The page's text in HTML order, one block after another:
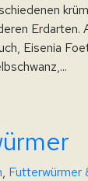
Erdarten.
Eisenia
, Futterwürmer